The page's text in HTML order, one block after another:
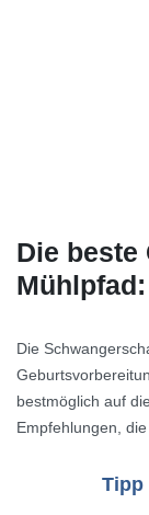
Die beste
Die
bestmöglich auf
Empfehlungen,
Tipp